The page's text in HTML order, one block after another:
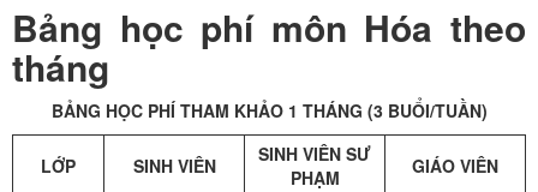
Bảng học phí môn Hóa theo
tháng
BẢNG HỌC PHÍ THAM KHẢO 1 THÁNG (3 BUỔI/TUẦN)
LỚP SINH VIÊN
SINH VIÊN SƯ
PHẠM
GIÁO VIÊN